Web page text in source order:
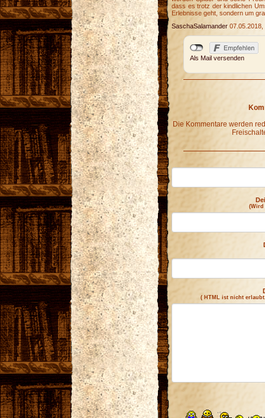
dass es trotz der kindlichen
Erlebnisse geht, sondern um
SaschaSalamander 07.05.2018,
Als Mail versenden
Die Kommentare werden
(Wird
( HTML ist nicht